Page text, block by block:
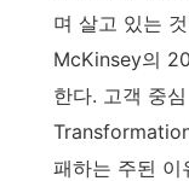
며 살고 있는
McKinsey의
한다. 고객 중
패하는 주된 이